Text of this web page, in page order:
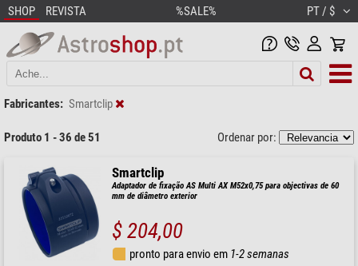
SHOP REVISTA %SALE% PT / $
Fabricantes: Smartclip
Produto 1 - 36 de 51 Ordenar por:
Smartclip
Adaptador de fixação AS Multi AX M52x0,75 para objectivas de 60
mm de diâmetro exterior
$ 204,00
pronto para envio em 1-2 semanas